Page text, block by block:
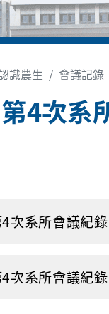
識農生 會議記錄
4次系
次系所會議紀
次系所會議紀